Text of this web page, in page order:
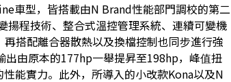
車型，皆搭載由N Brand性能部門調校的第二
揚程技術、整合式溫控管理系統、連續可變機
搭配離合器散熱以及換檔控制也同步進行強
由原本的177hp一舉提昇至198hp，峰值扭
能實力。此外，所導入的小改款Kona以及N